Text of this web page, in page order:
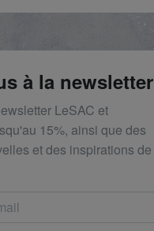
à la newsletter
LeSAC et
15%, ainsi que des
et des inspirations de